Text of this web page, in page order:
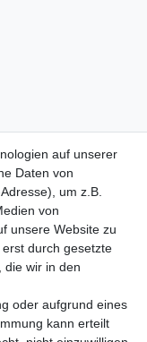
auf unserer
Daten von
um z.B.
von
unsere Website zu
durch gesetzte
die wir in den
oder aufgrund eines
kann erteilt